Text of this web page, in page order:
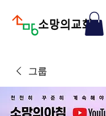
그룹